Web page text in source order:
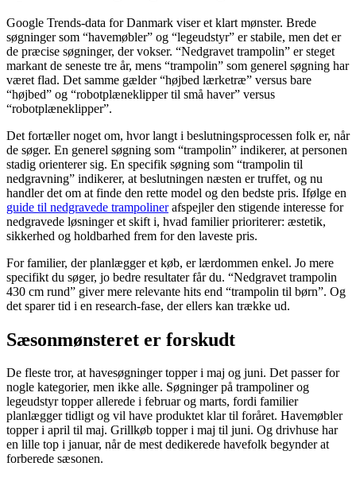
Google Trends-data for Danmark viser et klart mønster. Brede
søgninger som “havemøbler” og “legeudstyr” er stabile, men det er
de præcise søgninger, der vokser. “Nedgravet trampolin” er steget
markant de seneste tre år, mens “trampolin” som generel søgning har
været flad. Det samme gælder “højbed lærketræ” versus bare
“højbed” og “robotplæneklipper til små haver” versus
“robotplæneklipper”.
Det fortæller noget om, hvor langt i beslutningsprocessen folk er, når
de søger. En generel søgning som “trampolin” indikerer, at personen
stadig orienterer sig. En specifik søgning som “trampolin til
nedgravning” indikerer, at beslutningen næsten er truffet, og nu
handler det om at finde den rette model og den bedste pris. Ifølge en
guide til nedgravede trampolinerafspejler den stigende interesse for
nedgravede løsninger et skift i, hvad familier prioriterer: æstetik,
sikkerhed og holdbarhed frem for den laveste pris.
For familier, der planlægger et køb, er lærdommen enkel. Jo mere
specifikt du søger, jo bedre resultater får du. “Nedgravet trampolin
430 cm rund” giver mere relevante hits end “trampolin til børn”. Og
det sparer tid i en research-fase, der ellers kan trække ud.
Sæsonmønsteret er forskudt
De fleste tror, at havesøgninger topper i maj og juni. Det passer for
nogle kategorier, men ikke alle. Søgninger på trampoliner og
legeudstyr topper allerede i februar og marts, fordi familier
planlægger tidligt og vil have produktet klar til foråret. Havemøbler
topper i april til maj. Grillkøb topper i maj til juni. Og drivhuse har
en lille top i januar, når de mest dedikerede havefolk begynder at
forberede sæsonen.